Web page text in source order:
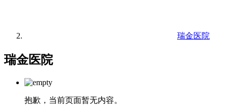
瑞金医院
瑞金医院
抱歉，当前页面暂无内容。